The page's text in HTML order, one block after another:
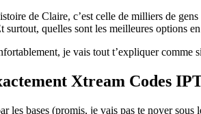
de Claire, c’est celle de milliers de
surtout, quelles sont les meilleures options
je vais tout t’expliquer comme
Xtream Codes
les bases (promis, je vais pas te noyer sous